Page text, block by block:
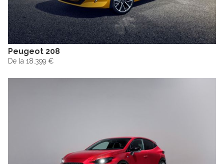
Peugeot 208
De la 18.399 €